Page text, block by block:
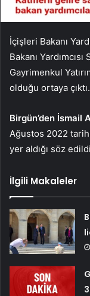
İçişleri Bakanı
Bakanı
Gayrimenkul
olduğu ortaya çıktı.
Birgün’den İsmail
Ağustos 2022
yer aldığı söz
İlgili Makaleler